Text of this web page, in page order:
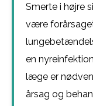
Smerte i højre
være
en
læge er
årsag og